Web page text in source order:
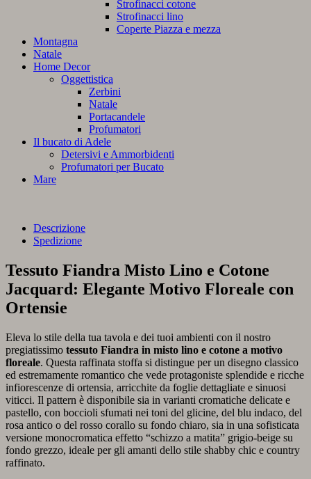
Strofinacci cotone
Strofinacci lino
Coperte Piazza e mezza
Montagna
Natale
Home Decor
Oggettistica
Zerbini
Natale
Portacandele
Profumatori
Il bucato di Adele
Detersivi e Ammorbidenti
Profumatori per Bucato
Mare
Descrizione
Spedizione
Tessuto Fiandra Misto Lino e Cotone
Jacquard: Elegante Motivo Floreale con
Ortensie
Eleva lo stile della tua tavola e dei tuoi ambienti con il nostro
pregiatissimo tessuto Fiandra in misto lino e cotone a motivo
floreale. Questa raffinata stoffa si distingue per un disegno classico
ed estremamente romantico che vede protagoniste splendide e ricche
infiorescenze di ortensia, arricchite da foglie dettagliate e sinuosi
viticci. Il pattern è disponibile sia in varianti cromatiche delicate e
pastello, con boccioli sfumati nei toni del glicine, del blu indaco, del
rosa antico o del rosso corallo su fondo chiaro, sia in una sofisticata
versione monocromatica effetto “schizzo a matita” grigio-beige su
fondo grezzo, ideale per gli amanti dello stile shabby chic e country
raffinato.